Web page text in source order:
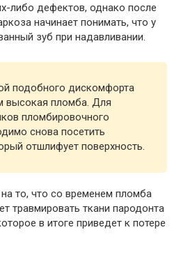
либо дефектов, однако после
начинает понимать, что у
зуб при надавливании.
подобного дискомфорта
высокая пломба. Для
пломбировочного
снова посетить
отшлифует поверхность.
то, что со временем пломба
травмировать ткани пародонта
в итоге приведет к потере